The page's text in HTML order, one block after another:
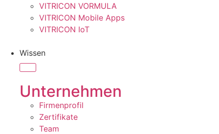
VITRICON VORMULA
VITRICON Mobile Apps
VITRICON IoT
Wissen
Unternehmen
Firmenprofil
Zertifikate
Team